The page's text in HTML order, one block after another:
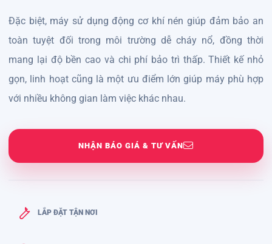
Đặc biệt, máy sử dụng động cơ khí nén giúp đảm bảo an
toàn tuyệt đối trong môi trường dễ cháy nổ, đồng thời
mang lại độ bền cao và chi phí bảo trì thấp. Thiết kế nhỏ
gọn, linh hoạt cũng là một ưu điểm lớn giúp máy phù hợp
với nhiều không gian làm việc khác nhau.
NHẬN BÁO GIÁ & TƯ VẤN
LẮP ĐẶT TẬN NƠI